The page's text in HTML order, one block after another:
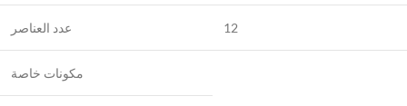
عدد العناصر 12
مكونات خاصة